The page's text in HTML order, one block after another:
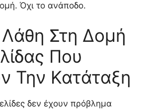
Όχι το ανάποδο.
Στη Δομή
Που
Την Κατάταξη
δεν έχουν πρόβλημα